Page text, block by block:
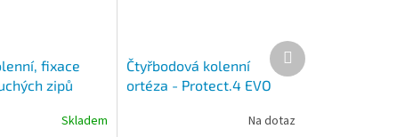
fixace
zipů
Skladem
Čtyřbodová kolenní
ortéza - Protect.4 EVO
Na dotaz
Další
produkt